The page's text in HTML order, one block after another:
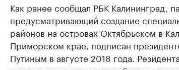
Как ранее сообщал РБК Калининград,
предусматривающий создание
районов на островах Октябрьском в
Приморском крае, подписан
Путиным в августе 2018 года.